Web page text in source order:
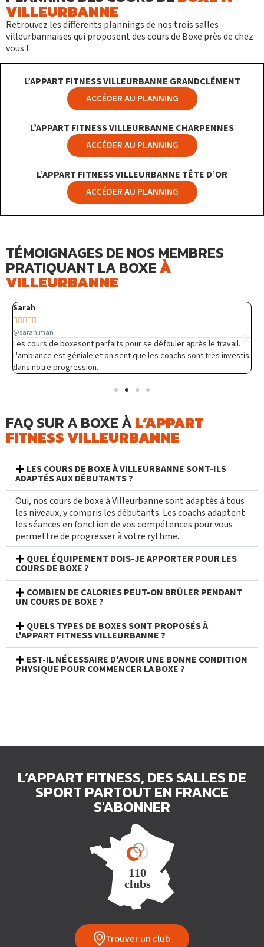
VILLEURBANNE
Retrouvez les différents plannings de nos trois salles
villeurbannaises qui proposent des cours de Boxe près de chez
vous !
L’APPART FITNESS VILLEURBANNE GRANDCLÉMENT
ACCÉDER AU PLANNING
L’APPART FITNESSVILLEURBANNE CHARPENNES
ACCÉDER AU PLANNING
L’APPART FITNESS VILLEURBANNE TÊTE D’OR
ACCÉDER AU PLANNING
TÉMOIGNAGES DE NOS MEMBRES
PRATIQUANT LA BOXEÀ
VILLEURBANNE
Sarah
    
@sarahlman
Les cours de boxesont parfaits pour se défouler après le travail.
L'ambiance est géniale et on sent que les coachs sont très investis
dans notre progression.
FAQ SUR A BOXE ÀL’APPART
FITNESS VILLEURBANNE
LES COURS DE BOXE À VILLEURBANNE SONT-ILS
ADAPTÉS AUX DÉBUTANTS ?
Oui, nos cours de boxe à Villeurbanne sont adaptés à tous
les niveaux, y compris les débutants. Les coachs adaptent
les séances en fonction de vos compétences pour vous
permettre de progresser à votre rythme.
QUEL ÉQUIPEMENT DOIS-JE APPORTER POUR LES
COURS DE BOXE ?
COMBIEN DE CALORIES PEUT-ON BRÛLER PENDANT
UN COURS DE BOXE ?
QUELS TYPES DE BOXES SONT PROPOSÉS À
L'APPART FITNESS VILLEURBANNE ?
EST-IL NÉCESSAIRE D'AVOIR UNE BONNE CONDITION
PHYSIQUE POUR COMMENCER LA BOXE ?
L’APPART FITNESS, DES SALLES DE
SPORT PARTOUT EN FRANCE
S'ABONNER
Trouver un club